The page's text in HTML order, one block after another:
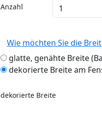
Anzahl
Wie möchten Sie die
glatte, genähte Breite
dekorierte Breite am
dekorierte Breite